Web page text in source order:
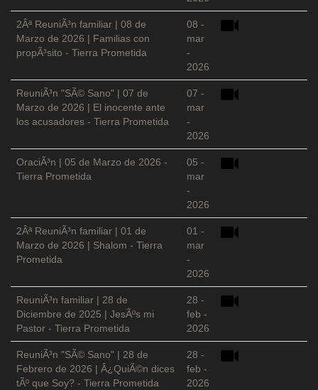
2Âª ReuniÃ³n familiar | 08 de
Marzo de 2026 | Familias con
propÃ³sito - Tierra Prometida
08 -
mar
-
2026
ReuniÃ³n "SÃ© Sano" | 07 de
Marzo de 2026 | El inocente ante
los acusadores - Tierra Prometida
07 -
mar
-
2026
OraciÃ³n | 05 de Marzo de 2026 -
Tierra Prometida
05 -
mar
-
2026
2Âª ReuniÃ³n familiar | 01 de
Marzo de 2026 | Shalom - Tierra
Prometida
01 -
mar
-
2026
ReuniÃ³n familiar | 28 de
Diciembre de 2025 | JesÃºs mi
Pastor - Tierra Prometida
28 -
feb -
2026
ReuniÃ³n "SÃ© Sano" | 28 de
Febrero de 2026 | Â¿QuiÃ©n dices
tÃº que Soy? - Tierra Prometida
28 -
feb -
2026